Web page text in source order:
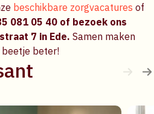
beschikbare zorgvacatures of
081 05 40 of bezoek ons
7 in Ede. Samen maken
beetje beter!